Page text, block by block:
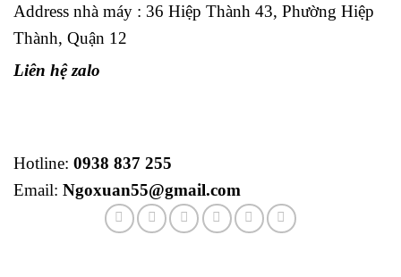
Address nhà máy : 36 Hiệp Thành 43, Phường Hiệp
Thành, Quận 12
Liên hệ zalo
Hotline: 0938 837 255
Email: Ngoxuan55@gmail.com